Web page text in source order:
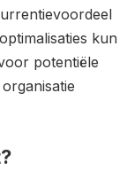
kun
potentiële